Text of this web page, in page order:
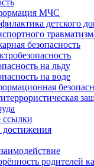
МЧС
детского
безопасность
на льду
на воде
ссылки
родителей